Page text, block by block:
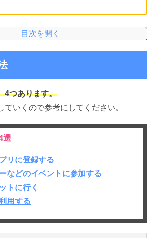
4つあります。
ていくので参考にしてください。
選
リに登録する
などのイベントに参加する
トに行く
用する